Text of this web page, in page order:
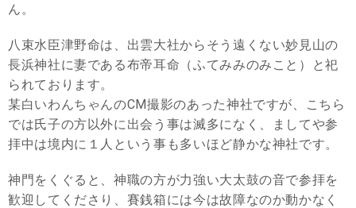
ん。
八束水臣津野命は、出雲大社からそう遠くない妙見山の
長浜神社に妻である布帝耳命（ふてみみのみこと）と祀
られております。
某白いわんちゃんのCM撮影のあった神社ですが、こちら
では氏子の方以外に出会う事は滅多になく、ましてや参
拝中は境内に１人という事も多いほど静かな神社です。
神門をくぐると、神職の方が力強い大太鼓の音で参拝を
歓迎してくださり、賽銭箱には今は故障なのか動かなく